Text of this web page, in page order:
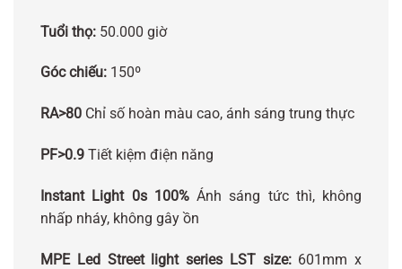
Tuổi thọ: 50.000 giờ
Góc chiếu: 150º
RA>80 Chỉ số hoàn màu cao, ánh sáng trung thực
PF>0.9 Tiết kiệm điện năng
Instant Light 0s 100%Ánh sáng tức thì, không
nhấp nháy, không gây ồn
MPE Led Street light series LST size: 601mm x